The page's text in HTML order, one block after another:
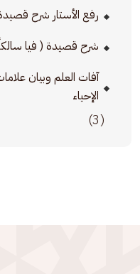
رفع الأستار شرح قصيدة
شرح قصيدة ( فيا
آفات العلم وبيان
الإحياء
(3)